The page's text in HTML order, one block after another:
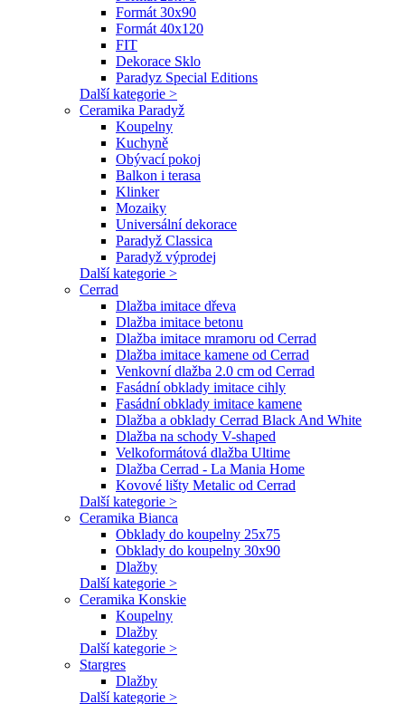
Formát 30x90
Formát 40x120
FIT
Dekorace Sklo
Paradyz Special Editions
Další kategorie >
Ceramika Paradyž
Koupelny
Kuchyně
Obývací pokoj
Balkon i terasa
Klinker
Mozaiky
Universální dekorace
Paradyž Classica
Paradyž výprodej
Další kategorie >
Cerrad
Dlažba imitace dřeva
Dlažba imitace betonu
Dlažba imitace mramoru od Cerrad
Dlažba imitace kamene od Cerrad
Venkovní dlažba 2.0 cm od Cerrad
Fasádní obklady imitace cihly
Fasádní obklady imitace kamene
Dlažba a obklady Cerrad Black And White
Dlažba na schody V-shaped
Velkoformátová dlažba Ultime
Dlažba Cerrad - La Mania Home
Kovové lišty Metalic od Cerrad
Další kategorie >
Ceramika Bianca
Obklady do koupelny 25x75
Obklady do koupelny 30x90
Dlažby
Další kategorie >
Ceramika Konskie
Koupelny
Dlažby
Další kategorie >
Stargres
Dlažby
Další kategorie >